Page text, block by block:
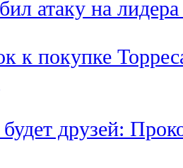
атаку на
к покупке
друзей: